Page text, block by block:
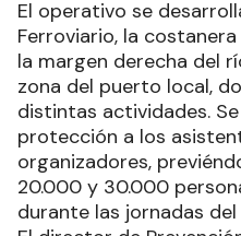
El operativo se
Ferroviario, la
la margen derecha del
zona del puerto local,
distintas actividades.
protección a los
organizadores,
20.000 y 30.000
durante las jornadas